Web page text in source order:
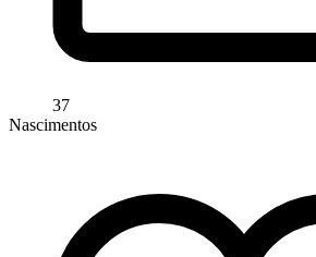
37
Nascimentos